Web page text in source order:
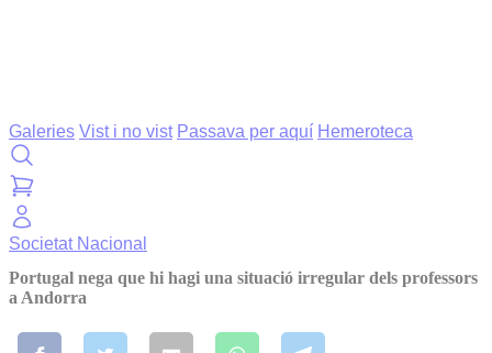
Galeries Vist i no vist Passava per aquí Hemeroteca
Societat Nacional
Portugal nega que hi hagi una situació irregular dels professors
a Andorra